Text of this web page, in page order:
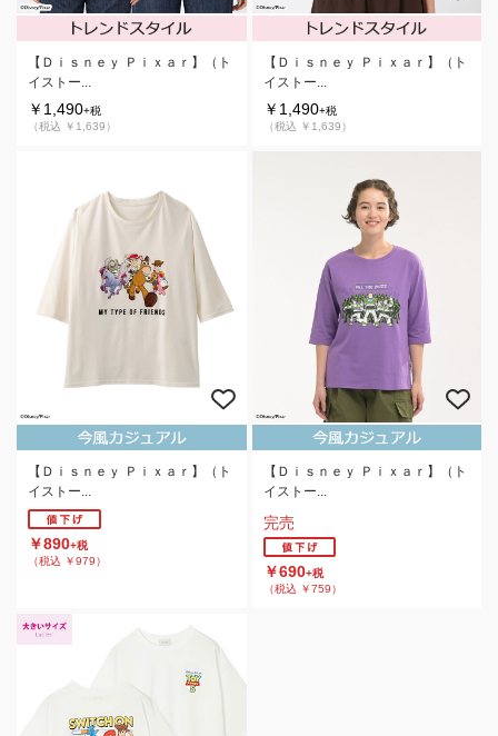
【Ｄｉｓｎｅｙ Ｐｉｘａｒ】（ト
イストー...
￥1,490+税
（税込 ￥1,639）
【Ｄｉｓｎｅｙ Ｐｉｘａｒ】（ト
イストー...
￥1,490+税
（税込 ￥1,639）
【Ｄｉｓｎｅｙ Ｐｉｘａｒ】（ト
イストー...
￥890+税
（税込 ￥979）
【Ｄｉｓｎｅｙ Ｐｉｘａｒ】（ト
イストー...
完売
￥690+税
（税込 ￥759）